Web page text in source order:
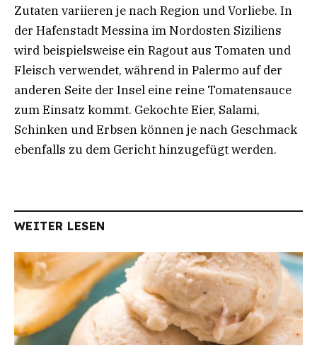
Zutaten variieren je nach Region und Vorliebe. In
der Hafenstadt Messina im Nordosten Siziliens
wird beispielsweise ein Ragout aus Tomaten und
Fleisch verwendet, während in Palermo auf der
anderen Seite der Insel eine reine Tomatensauce
zum Einsatz kommt. Gekochte Eier, Salami,
Schinken und Erbsen können je nach Geschmack
ebenfalls zu dem Gericht hinzugefügt werden.
WEITER LESEN